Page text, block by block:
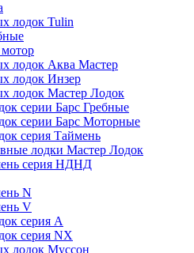
лодок Tulin
лодок Аква Мастер
лодок Инзер
лодок Мастер Лодок
серии Барс Гребные
серии Барс Моторные
серия Таймень
лодки Мастер Лодок
серия НДНД
N
V
серия А
серия NX
лодок Муссон